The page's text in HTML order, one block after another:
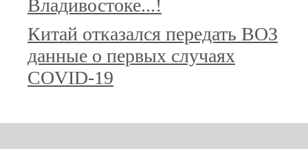
Владивостоке...!
Китай отказался передать ВОЗ
данные о первых случаях
COVID-19